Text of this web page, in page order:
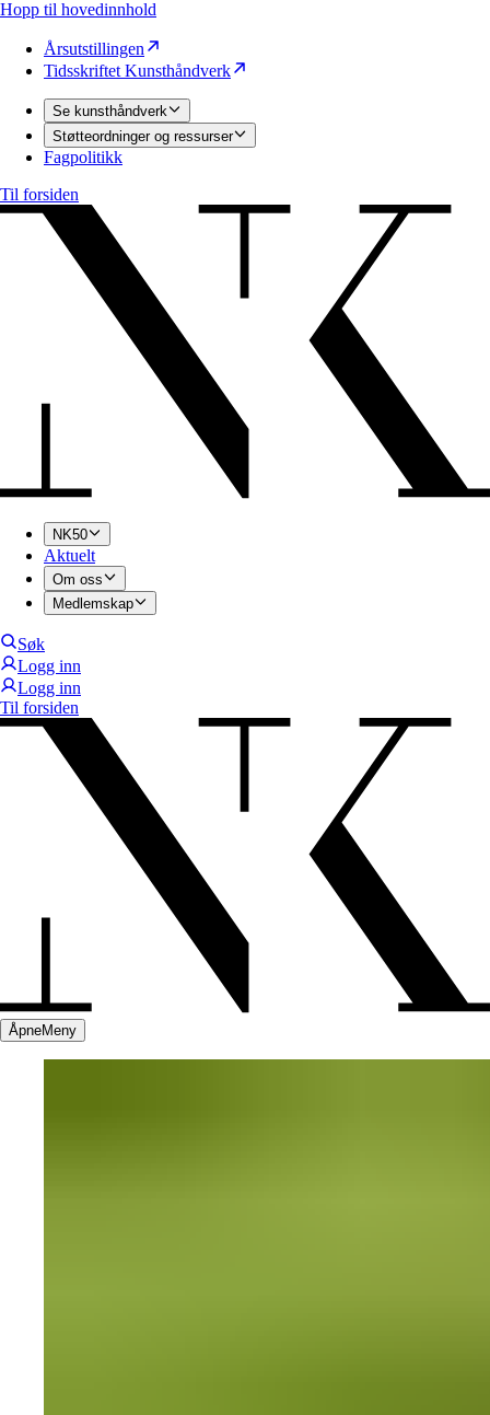
Hopp til hovedinnhold
Årsutstillingen
Tidsskriftet Kunsthåndverk
Se kunsthåndverk
Støtteordninger og ressurser
Fagpolitikk
Til forsiden
NK50
Aktuelt
Om oss
Medlemskap
Søk
Logg inn
Logg inn
Til forsiden
ÅpneMeny